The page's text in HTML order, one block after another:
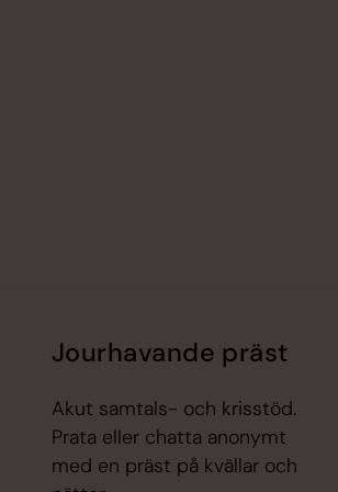
Jourhavande präst
Akut samtals- och krisstöd.
Prata eller chatta anonymt
med en präst på kvällar och